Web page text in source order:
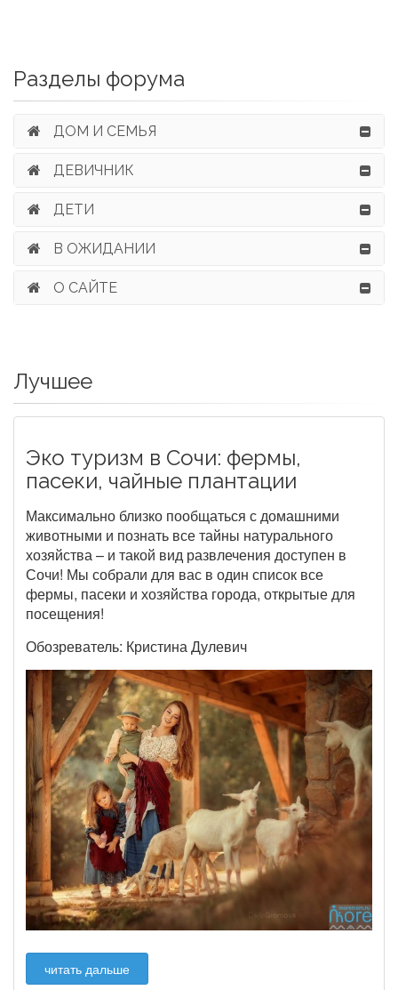
Разделы форума
ДОМ И СЕМЬЯ
ДЕВИЧНИК
ДЕТИ
В ОЖИДАНИИ
О САЙТЕ
Лучшее
Эко туризм в Сочи: фермы,
пасеки, чайные плантации
Максимально близко пообщаться с домашними
животными и познать все тайны натурального
хозяйства – и такой вид развлечения доступен в
Сочи! Мы собрали для вас в один список все
фермы, пасеки и хозяйства города, открытые для
посещения!
Обозреватель: Кристина Дулевич
читать дальше